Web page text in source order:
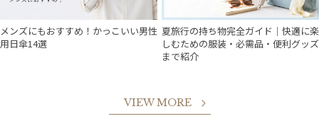
メンズにもおすすめ！かっこいい男性
用日傘14選
夏旅行の持ち物完全ガイド｜快適に楽
しむための服装・必需品・便利グッズ
まで紹介
VIEW MORE